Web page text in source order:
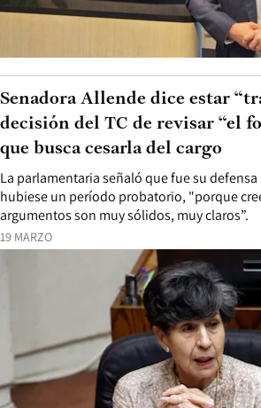
19 MARZO
La parlamentaria señaló que fue su
hubiese un período probatorio, "porque
argumentos son muy sólidos, muy claros”.
Senadora Allende dice estar
decisión del TC de revisar “el
que busca cesarla del cargo